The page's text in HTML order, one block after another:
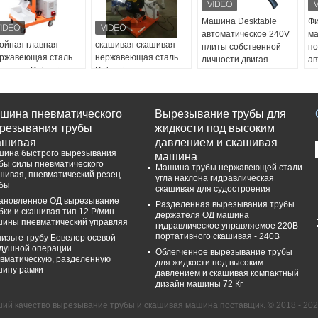
главная
сталь
Deburring
металла
угол::
скорость::
мин
60mm
скашивая скашивая
нержавеющая сталь
Deburring машины
90Degree
автоматическая
двойная главная
Workpiece металла
Скашивая угол::0-
90°
Подвергая
механической
обработке скорость::
1 м/мин
Толщина
обрабатываемого
материала::100MM
Машина Desktable
автоматическое 240V
плиты собственной
личности двигая
Тип::машина трубы
Напряжение тока::
220-240V
Ключевые пункты
продажи::Высокий
уровень безопасности
Расклассифицированная
сила::1400W
пневматического
трубы
быстрого вырезывания
силы пневматического
пневматический резец
ОД вырезывание
и скашивая тип 12 Р/мин
пневматический управляя
трубу Бевелер осевой
операции
разделенную
рамки
Вырезывание трубы для
жидкости под высоким
давлением и скашивая
машина
Машина трубы нержавеющей стали
угла наклона гидравлическая
скашивая для судостроения
Разделенная вырезывания трубы
держателя ОД машина
гидравлическое управляемое 220В
портативного скашивая - 240В
Облегченное вырезывание трубы
для жидкости под высоким
давлением и скашивая компактный
дизайн машины 72 Кг
качество вырезывание трубы и скашивая машина поставщик. © 2018 -